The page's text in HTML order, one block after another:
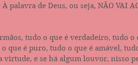
À palavra de Deus, ou seja, NÃO VAI
tudo o que é verdadeiro, tudo o
que é puro, tudo o que é amável,
virtude, e se há algum louvor, nisso